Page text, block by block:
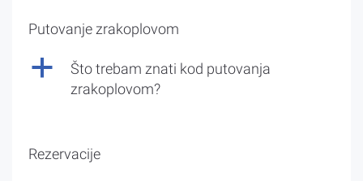
Putovanje zrakoplovom
a
Što trebam znati kod putovanja
zrakoplovom?
Rezervacije